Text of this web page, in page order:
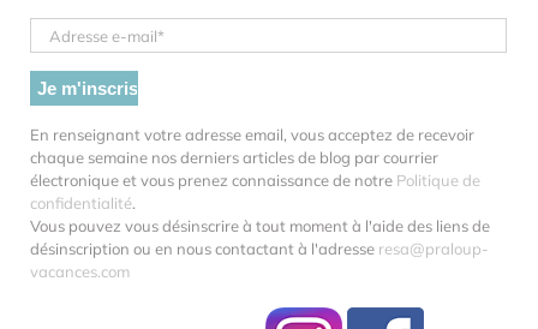
En renseignant votre adresse email, vous acceptez de recevoir
chaque semaine nos derniers articles de blog par courrier
électronique et vous prenez connaissance de notre Politique de
confidentialité.
Vous pouvez vous désinscrire à tout moment à l'aide des liens de
désinscription ou en nous contactant à l'adresse resa@praloup-
vacances.com